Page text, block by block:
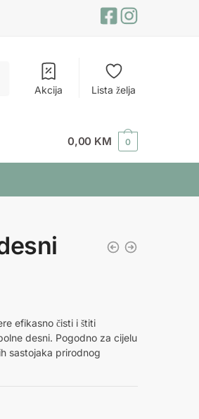
Akcija Lista želja
0,00 KM 0
efikasno čisti i štiti
desni. Pogodno za cijelu
sastojaka prirodnog